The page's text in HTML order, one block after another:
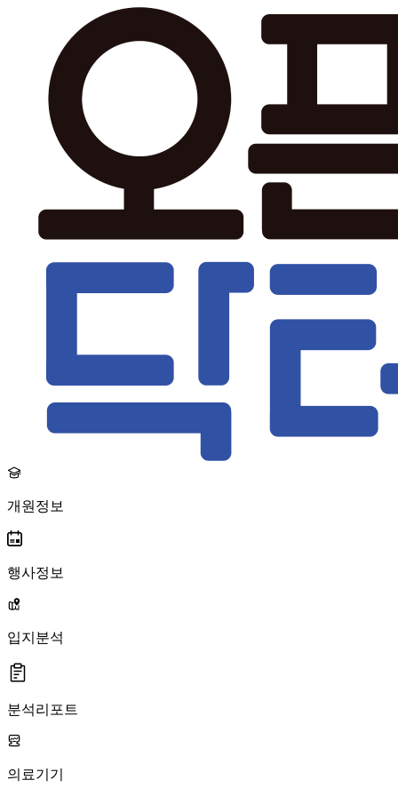
개원정보
행사정보
입지분석
분석리포트
의료기기